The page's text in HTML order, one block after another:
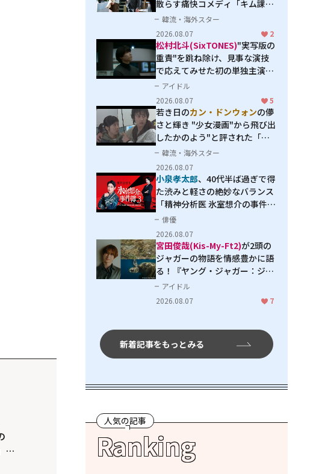
散らす痛快コメディ「キム課長
とソ理事～Bravo! Your Life
～」
韓流・海外スター
2026.08.07
2
松村北斗(SixTONES)"実写版の
重責"を跳ね除け、見事な演技
で応えてみせた初の単独主演映
画「秒速5センチメートル」
アイドル
2026.08.07
5
若き日のカン・ドンウォンの儚
さと輝き "少女漫画"から飛び出
したかのよう"と評された「オ
オカミの誘惑」
韓流・海外スター
2026.08.07
小泉孝太郎、40代半ば過ぎで得
た渋みと軽さの絶妙なバランス
「精神分析医 氷室想介の事件簿
３」で見せる進化
俳優
2026.08.07
宮田俊哉(Kis-My-Ft2)が2頭の
ジャガーの物語を情感豊かに語
る！『ヤング・ジャガー：ジャ
ングル王への道』『ジャガーと
ウミガメの物語：熱帯林の守護
アイドル
2026.08.07
7
新着記事をもっとみる
人気の記事
Ranking